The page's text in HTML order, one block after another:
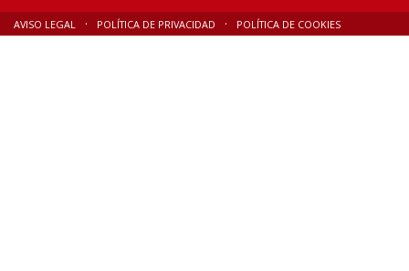
AVISO LEGAL POLÍTICA DE PRIVACIDAD POLÍTICA DE COOKIES